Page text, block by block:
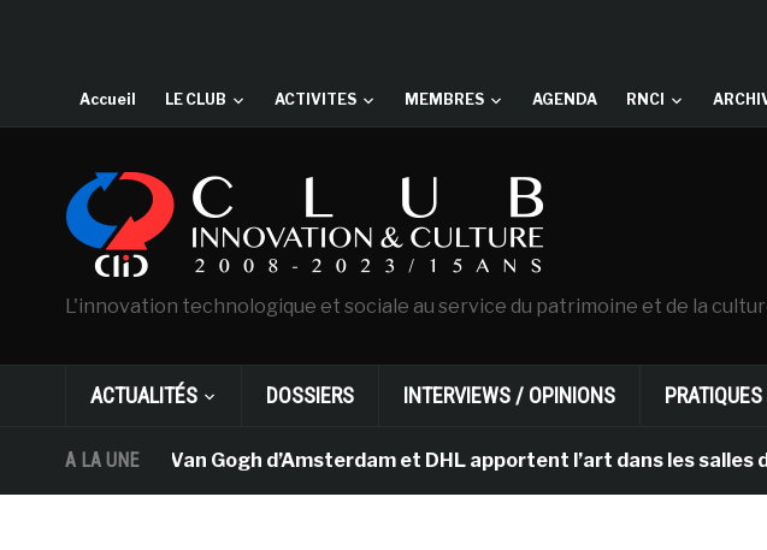
Accueil LE CLUB ACTIVITES MEMBRES AGENDA RNCI
L'innovation technologique et sociale au service du patrimoine et de la
ACTUALITÉS DOSSIERS INTERVIEWS / OPINIONS PRATIQUES
A LA UNE
Le musée Van Gogh d’Amsterdam et DHL apportent l’art dans les salles